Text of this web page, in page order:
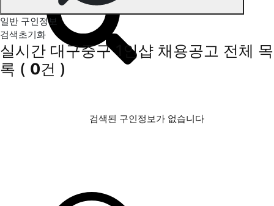
일반 구인정보
검색초기화
실시간 대구중구 1인샵 채용공고 전체 목
록 ( 0건 )
검색된 구인정보가 없습니다